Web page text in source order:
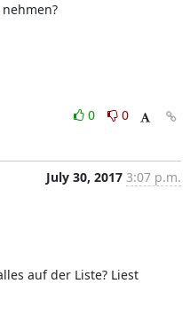
0
0
July 30, 2017 3:07 p.m.
auf der Liste? Liest